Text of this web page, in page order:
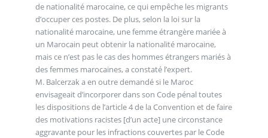
de nationalité marocaine, ce qui empêche les migrants
d’occuper ces postes. De plus, selon la loi sur la
nationalité marocaine, une femme étrangère mariée à
un Marocain peut obtenir la nationalité marocaine,
mais ce n’est pas le cas des hommes étrangers mariés à
des femmes marocaines, a constaté l’expert.
M. Balcerzak a en outre demandé si le Maroc
envisageait d’incorporer dans son Code pénal toutes
les dispositions de l’article 4 de la Convention et de faire
des motivations racistes [d’un acte] une circonstance
aggravante pour les infractions couvertes par le Code